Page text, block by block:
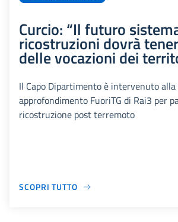
Curcio: “Il futuro
ricostruzioni dovrà
delle vocazioni dei
Il Capo Dipartimento è intervenuto
approfondimento FuoriTG di Rai3 per
ricostruzione post terremoto
SCOPRI TUTTO